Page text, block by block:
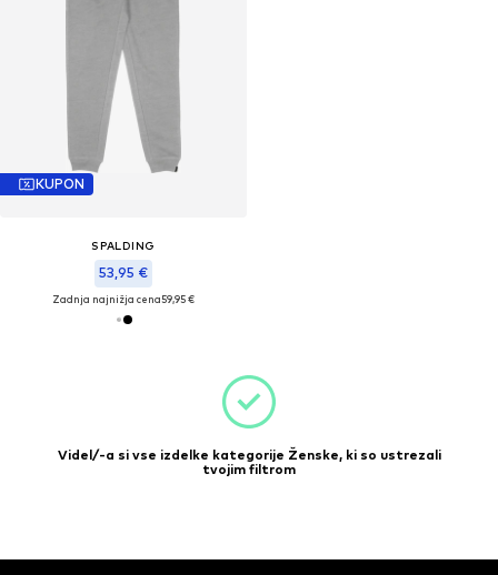
KUPON
SPALDING
53,95 €
Zadnja najnižja cena59,95 €
Videl/-a si vse izdelke kategorije Ženske, ki so ustrezali
tvojim filtrom